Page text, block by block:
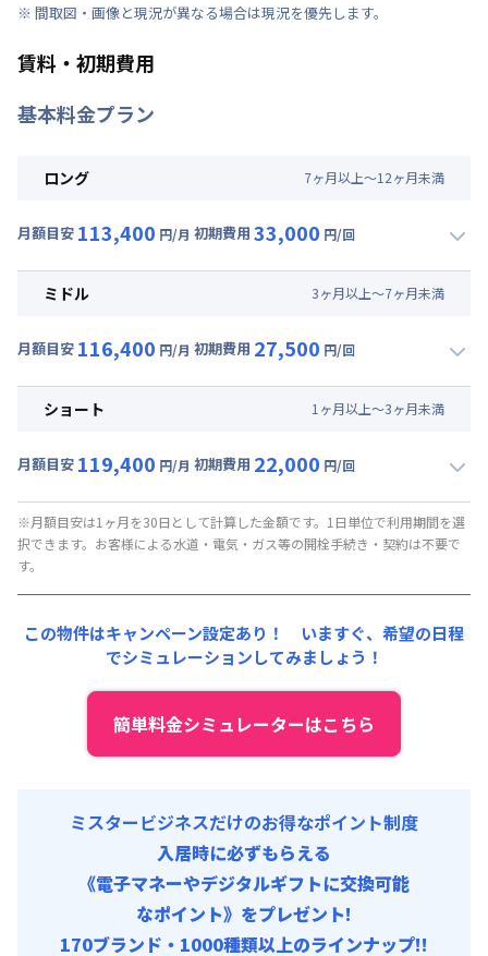
※ 間取図・画像と現況が異なる場合は現況を優先します。
賃料・初期費用
基本料金プラン
ロング 7ヶ月以上～12ヶ月未満
月額目安 113,400 円/月 初期費用 33,000 円/回
月額賃料目安(30日利用)
光熱費他 : 24,000円/月 (800円/日) (税抜)
その他費用 :
初期費用
ミドル 3ヶ月以上～7ヶ月未満
月額目安 116,400 円/月 初期費用 27,500 円/回
月額賃料目安(30日利用)
光熱費他 : 24,000円/月 (800円/日) (税抜)
その他費用 :
管理費: 24,000円/月 (800円/日)
初期費用
ショート 1 ヶ月以上～3ヶ月未満
月額目安 119,400 円/月 初期費用 22,000 円/回
月額賃料目安(30日利用)
賃料 : 69,000円/月 (2,300円/日)
光熱費他 :
その他費用 :
24,000円/月 (800円/日)
契約事務手数料 : 5,000円/回 (税抜)
※月額目安は1ヶ月を30日として計算した金額です。1日単位で利用期間を選
択できます。お客様による水道・電気・ガス等の開栓手続き・契約は不要で
す。
この物件はキャンペーン設定あり！ いますぐ、 希望の日程
でシミュレーションしてみましょう！
簡単料金シミュレーターはこちら
ミスタービジネスだけのお得なポイント制度
入居時に必ずもらえる
《電子マネーやデジタルギフトに交換可能
なポイント》をプレゼント!
170ブランド・1000種類以上のラインナップ!!